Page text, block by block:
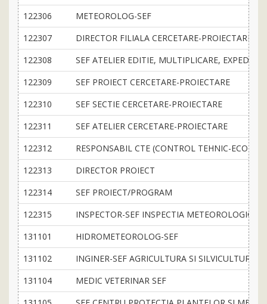
122306
METEOROLOG-SEF
122307
DIRECTOR FILIALA CERCETARE-PROIECTARE
122308
SEF ATELIER EDITIE, MULTIPLICARE, EXPEDITIE
122309
SEF PROIECT CERCETARE-PROIECTARE
122310
SEF SECTIE CERCETARE-PROIECTARE
122311
SEF ATELIER CERCETARE-PROIECTARE
122312
RESPONSABIL CTE (CONTROL TEHNIC-
122313
DIRECTOR PROIECT
122314
SEF PROIECT/PROGRAM
122315
INSPECTOR-SEF INSPECTIA METEOROLOGICA
131101
HIDROMETEOROLOG-SEF
131102
INGINER-SEF AGRICULTURA SI SILVICULTURA
131104
MEDIC VETERINAR SEF